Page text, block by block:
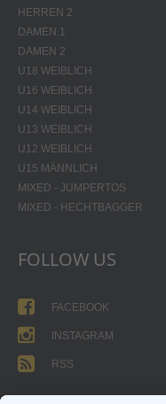
HERREN 2
DAMEN 1
DAMEN 2
U18 WEIBLICH
U16 WEIBLICH
U14 WEIBLICH
U13 WEIBLICH
U12 WEIBLICH
U15 MÄNNLICH
MIXED - JUMPERTOS
MIXED - HECHTBAGGER
FOLLOW US
FACEBOOK
INSTAGRAM
RSS